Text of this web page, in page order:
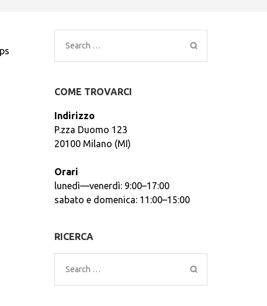
Search
for:
COME TROVARCI
Indirizzo
P.zza Duomo 123
20100 Milano (MI)
Orari
lunedì—venerdì: 9:00–17:00
sabato e domenica: 11:00–15:00
RICERCA
Search
for: